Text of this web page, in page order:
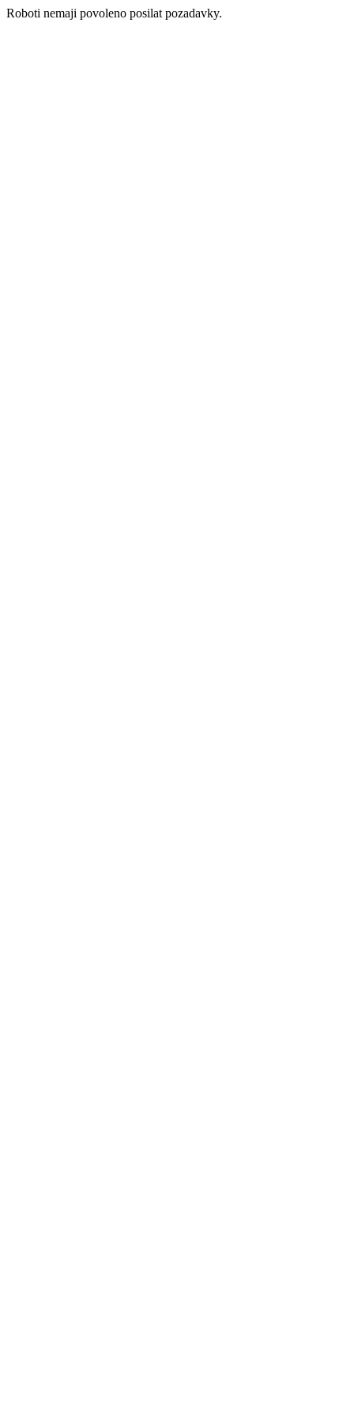
Roboti nemaji povoleno posilat pozadavky.